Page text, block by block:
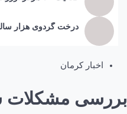
درخت گردوی هزار
اخبار کرمان
بررسی مشکلات